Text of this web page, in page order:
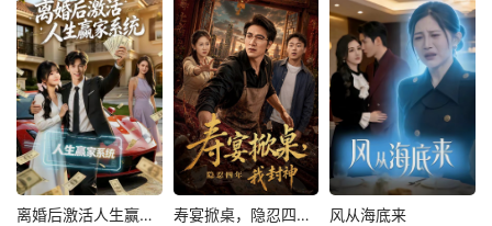
离婚后激活人生赢家系统 寿宴掀桌，隐忍四年我封神 风从海底来